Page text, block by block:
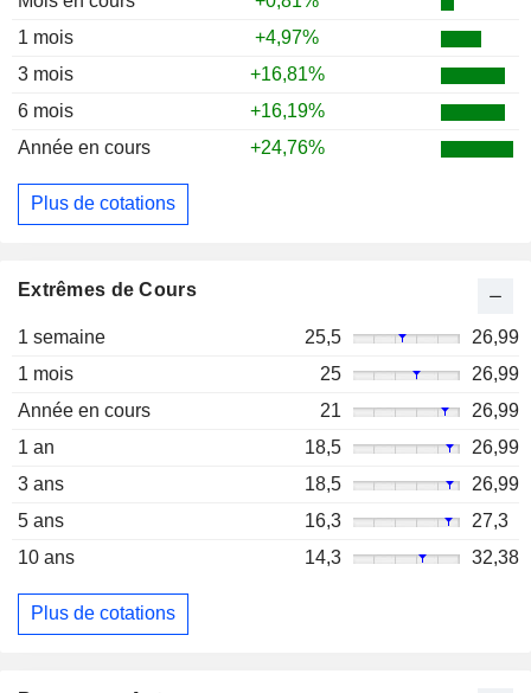
1 mois
+4,97%
3 mois
+16,81%
6 mois
+16,19%
Année en cours
+24,76%
Plus de cotations
Extrêmes de Cours
1 semaine 25,5
26,99
1 mois
25
26,99
Année en cours
21
26,99
1 an
18,5
26,99
3 ans
18,5
26,99
5 ans
16,3
27,3
10 ans
14,3 32,38
Plus de cotations